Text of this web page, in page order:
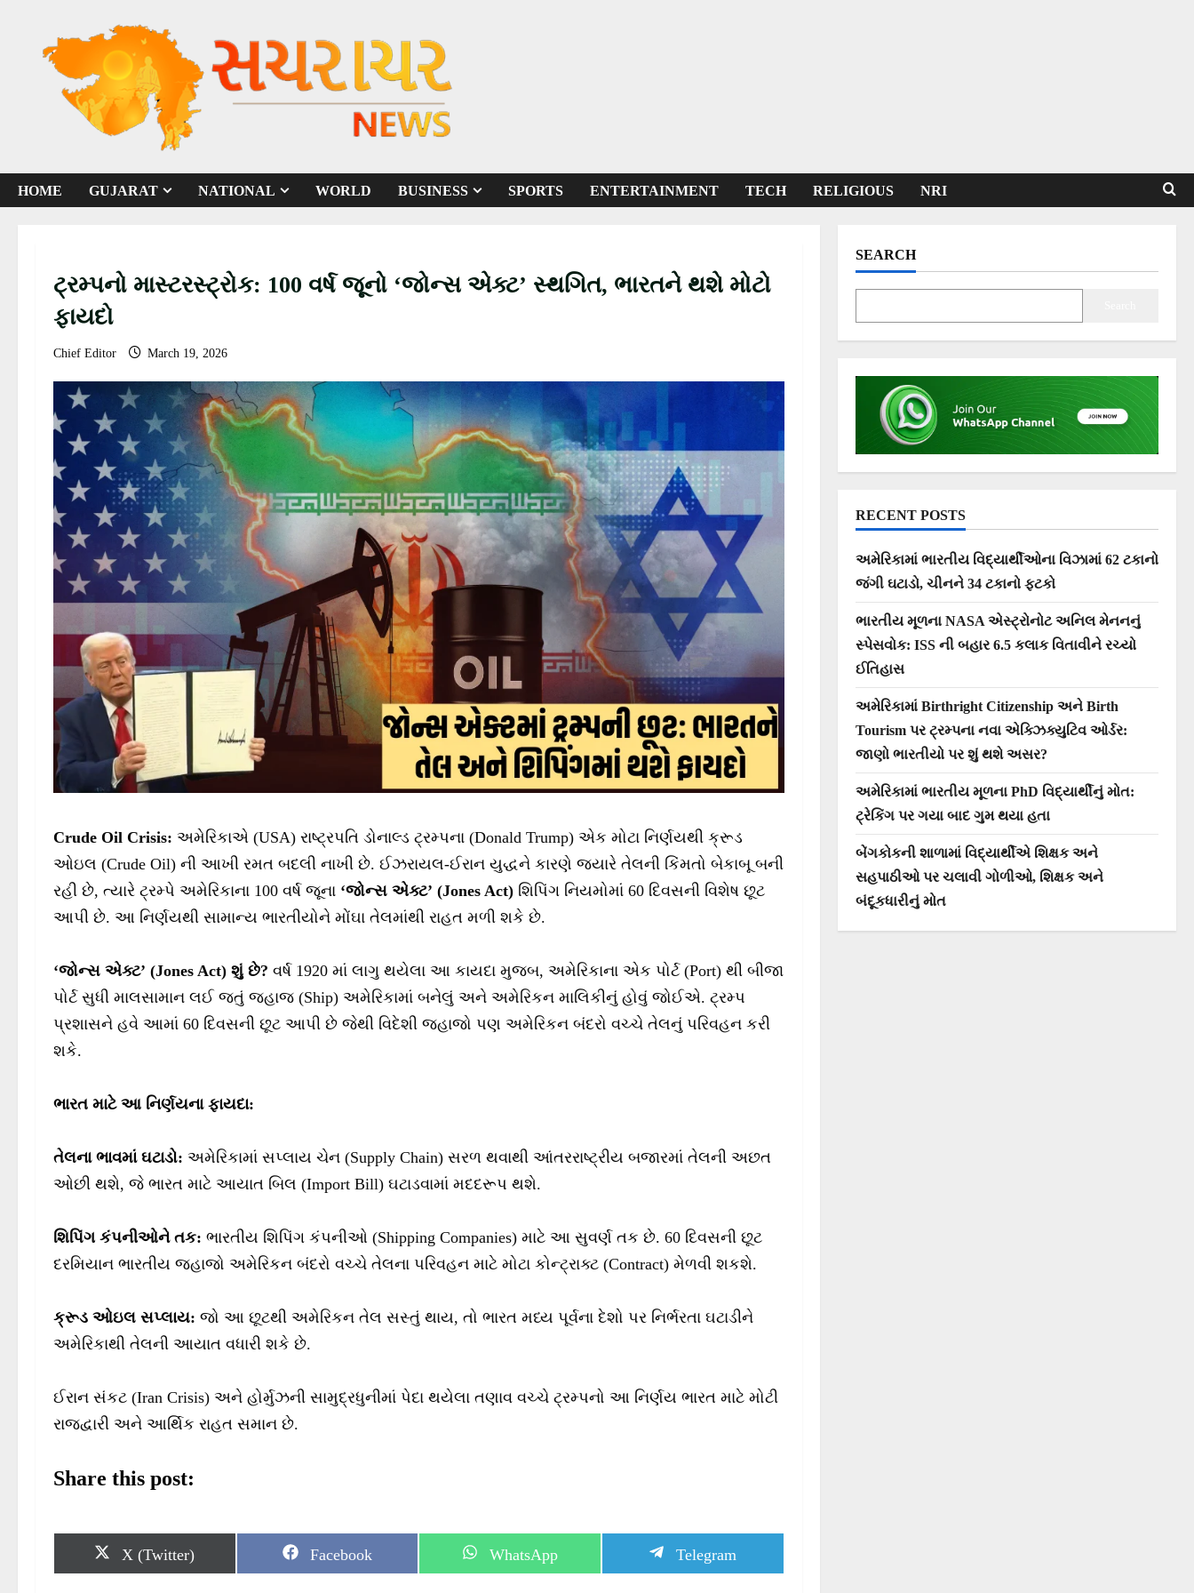
HOME GUJARAT NATIONAL WORLD BUSINESS SPORTS ENTERTAINMENT TECH RELIGIOUS NRI
ટ્રમ્પનો માસ્ટરસ્ટ્રોક: 100 વર્ષ જૂનો ‘જોન્સ એક્ટ’ સ્થગિત, ભારતને થશે મોટો
ફાયદો
Chief Editor March 19, 2026
Crude Oil Crisis: અમેરિકાએ (USA) રાષ્ટ્રપતિ ડોનાલ્ડ ટ્રમ્પના (Donald Trump) એક મોટા નિર્ણયથી ક્રૂડ
ઓઇલ (Crude Oil) ની આખી રમત બદલી નાખી છે. ઈઝરાયલ-ઈરાન યુદ્ધને કારણે જ્યારે તેલની કિંમતો બેકાબૂ બની
રહી છે, ત્યારે ટ્રમ્પે અમેરિકાના 100 વર્ષ જૂના ‘જોન્સ એક્ટ’ (Jones Act) શિપિંગ નિયમોમાં 60 દિવસની વિશેષ છૂટ
આપી છે. આ નિર્ણયથી સામાન્ય ભારતીયોને મોંઘા તેલમાંથી રાહત મળી શકે છે.
‘જોન્સ એક્ટ’ (Jones Act) શું છે? વર્ષ 1920 માં લાગુ થયેલા આ કાયદા મુજબ, અમેરિકાના એક પોર્ટ (Port) થી બીજા
પોર્ટ સુધી માલસામાન લઈ જતું જહાજ (Ship) અમેરિકામાં બનેલું અને અમેરિકન માલિકીનું હોવું જોઈએ. ટ્રમ્પ
પ્રશાસને હવે આમાં 60 દિવસની છૂટ આપી છે જેથી વિદેશી જહાજો પણ અમેરિકન બંદરો વચ્ચે તેલનું પરિવહન કરી
શકે.
ભારત માટે આ નિર્ણયના ફાયદા:
તેલના ભાવમાં ઘટાડો: અમેરિકામાં સપ્લાય ચેન (Supply Chain) સરળ થવાથી આંતરરાષ્ટ્રીય બજારમાં તેલની અછત
ઓછી થશે, જે ભારત માટે આયાત બિલ (Import Bill) ઘટાડવામાં મદદરૂપ થશે.
શિપિંગ કંપનીઓને તક: ભારતીય શિપિંગ કંપનીઓ (Shipping Companies) માટે આ સુવર્ણ તક છે. 60 દિવસની છૂટ
દરમિયાન ભારતીય જહાજો અમેરિકન બંદરો વચ્ચે તેલના પરિવહન માટે મોટા કોન્ટ્રાક્ટ (Contract) મેળવી શકશે.
ક્રૂડ ઓઇલ સપ્લાય: જો આ છૂટથી અમેરિકન તેલ સસ્તું થાય, તો ભારત મધ્ય પૂર્વના દેશો પર નિર્ભરતા ઘટાડીને
અમેરિકાથી તેલની આયાત વધારી શકે છે.
ઈરાન સંકટ (Iran Crisis) અને હોર્મુઝની સામુદ્રધુનીમાં પેદા થયેલા તણાવ વચ્ચે ટ્રમ્પનો આ નિર્ણય ભારત માટે મોટી
રાજદ્વારી અને આર્થિક રાહત સમાન છે.
Share this post:
S
X (Twitter)
S
Facebook
S
WhatsApp
S
Telegram
SEARCH
RECENT POSTS
અમેરિકામાં ભારતીય વિદ્યાર્થીઓના વિઝામાં 62 ટકાનો
જંગી ઘટાડો, ચીનને 34 ટકાનો ફટકો
ભારતીય મૂળના NASA એસ્ટ્રોનોટ અનિલ મેનનનું
સ્પેસવોક: ISS ની બહાર 6.5 કલાક વિતાવીને રચ્યો
ઈતિહાસ
અમેરિકામાં Birthright Citizenship અને Birth
Tourism પર ટ્રમ્પના નવા એક્ઝિક્યુટિવ ઓર્ડર:
જાણો ભારતીયો પર શું થશે અસર?
અમેરિકામાં ભારતીય મૂળના PhD વિદ્યાર્થીનું મોત:
ટ્રેકિંગ પર ગયા બાદ ગુમ થયા હતા
બેંગકોકની શાળામાં વિદ્યાર્થીએ શિક્ષક અને
સહપાઠીઓ પર ચલાવી ગોળીઓ, શિક્ષક અને
બંદૂકધારીનું મોત